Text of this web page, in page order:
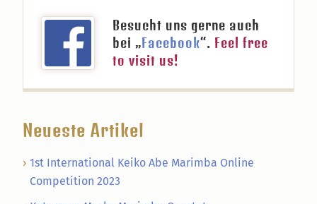
Besucht uns gerne auch
bei „Facebook“. Feel free
to visit us!
Neueste Artikel
1st International Keiko Abe Marimba Online
Competition 2023